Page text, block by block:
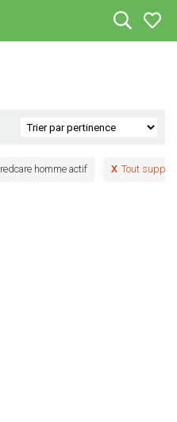
redcare homme actif Tout